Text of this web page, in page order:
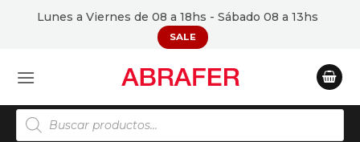
Lunes a Viernes de 08 a 18hs - Sábado 08 a 13hs
SALE
Búsqueda
de
productos